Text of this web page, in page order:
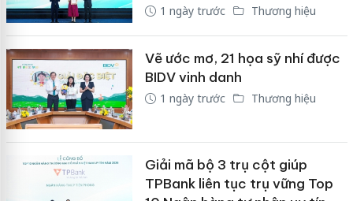
1 ngày trước Thương hiệu
Vẽ ước mơ, 21 họa sỹ nhí được
BIDV vinh danh
1 ngày trước Thương hiệu
Giải mã bộ 3 trụ cột giúp
TPBank liên tục trụ vững Top